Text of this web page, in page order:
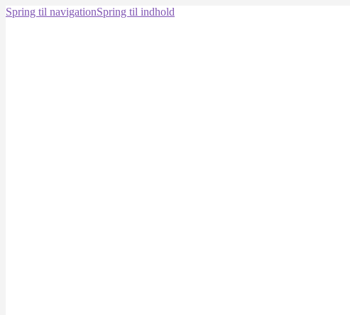
Spring til navigationSpring til indhold